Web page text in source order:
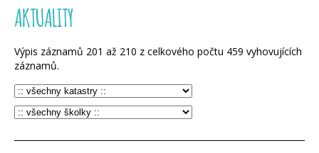
AKTUALITY
Výpis záznamů 201 až 210 z celkového počtu 459 vyhovujících
záznamů.